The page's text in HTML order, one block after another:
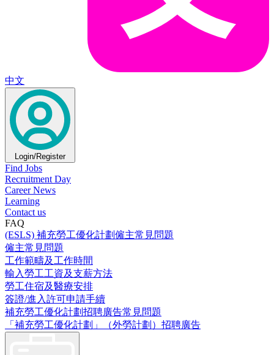
中文
Login/Register
Find Jobs
Recruitment Day
Career News
Learning
Contact us
FAQ
(ESLS) 補充勞工優化計劃僱主常見問題
僱主常見問題
工作範疇及工作時間
輸入勞工工資及支薪方法
勞工住宿及醫療安排
簽證/進入許可申請手續
補充勞工優化計劃招聘廣告常見問題
「補充勞工優化計劃」（外勞計劃）招聘廣告